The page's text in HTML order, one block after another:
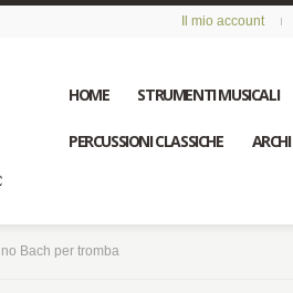
Il mio account
HOME STRUMENTI MUSICALI
PERCUSSIONI CLASSICHE ARCHI
Bach per tromba